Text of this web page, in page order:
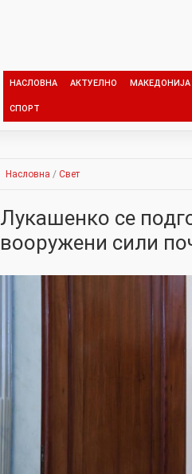
НАСЛОВНА АКТУЕЛНО МАКЕДОНИЈА
СПОРТ
Насловна / Свет
Лукашенко се
вооружени сили